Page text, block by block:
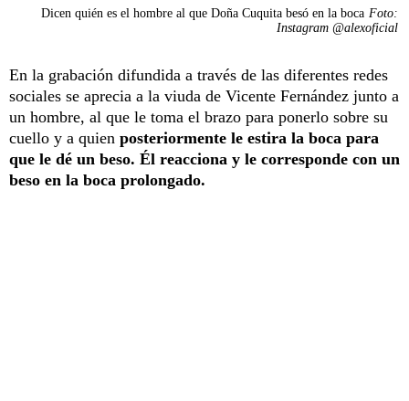
Dicen quién es el hombre al que Doña Cuquita besó en la boca Foto:
Instagram @alexoficial
En la grabación difundida a través de las diferentes redes
sociales se aprecia a la viuda de Vicente Fernández junto a
un hombre, al que le toma el brazo para ponerlo sobre su
cuello y a quien posteriormente le estira la boca para
que le dé un beso. Él reacciona y le corresponde con un
beso en la boca prolongado.